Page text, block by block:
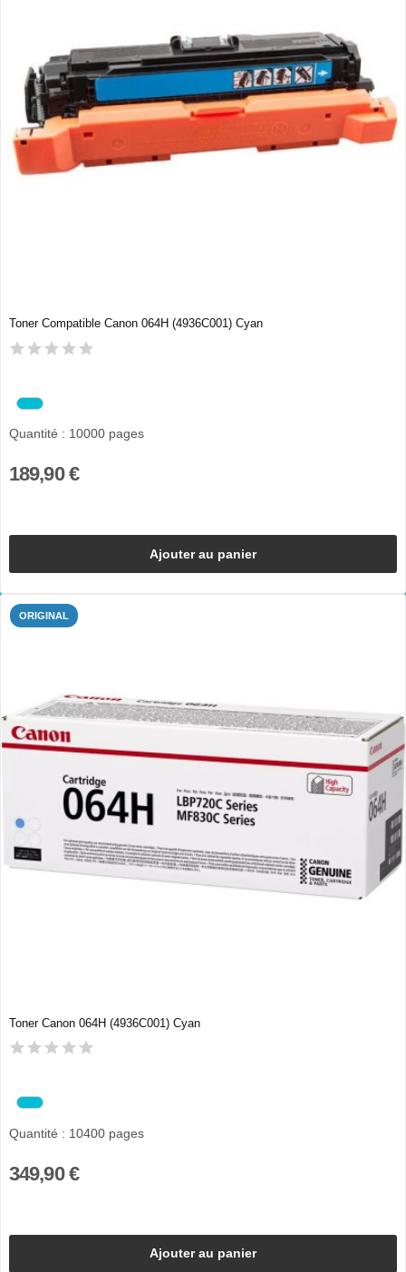
Toner Compatible Canon 064H (4936C001) Cyan
Quantité : 10000 pages
189,90 €
Ajouter au panier
ORIGINAL
Toner Canon 064H (4936C001) Cyan
Quantité : 10400 pages
349,90 €
Ajouter au panier